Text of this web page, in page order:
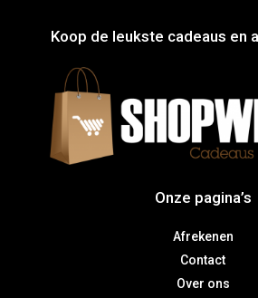
Koop de leukste cadeaus en
Onze pagina’s
Afrekenen
Contact
Over ons